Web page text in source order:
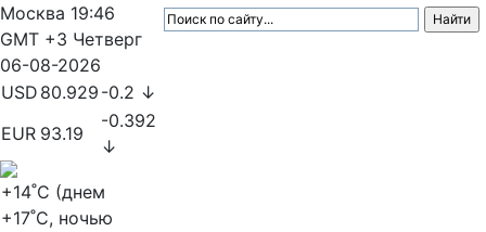
Москва 19:46
GMT +3 Четверг
06-08-2026
USD 80.929 -0.2 ↓
EUR 93.19
-0.392
↓
+14˚C (днем
+17˚C, ночью